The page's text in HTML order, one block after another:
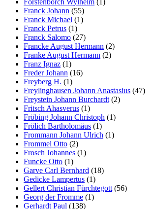
Forstenborch Wylhelm (1)
Franck Johann (55)
Franck Michael (1)
Franck Petrus (1)
Franck Salomo (27)
Francke August Hermann (2)
Franke August Hermann (2)
Franz Ignaz (1)
Freder Johann (16)
Freyberg H. (1)
Freylinghausen Johann Anastasius (47)
Freystein Johann Burchardt (2)
Fritsch Ahasverus (1)
Fröbing Johann Christoph (1)
Frölich Bartholomäus (1)
Frommann Johann Ulrich (1)
Frommel Otto (2)
Frosch Johannes (1)
Funcke Otto (1)
Garve Carl Bernhard (18)
Gedicke Lampertus (1)
Gellert Christian Fürchtegott (56)
Georg der Fromme (1)
Gerhardt Paul (138)